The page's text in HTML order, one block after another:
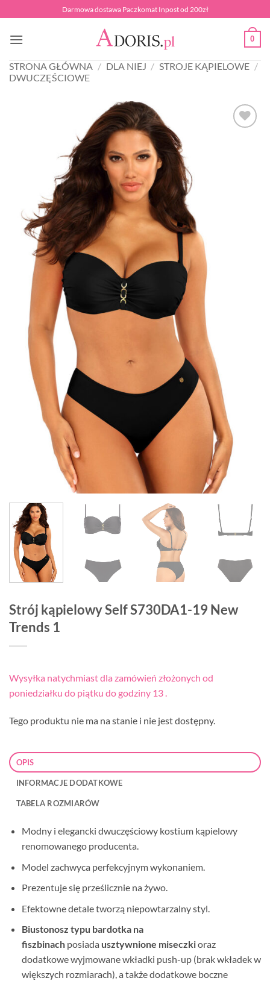
do
zawartości
Darmowa dostawa Paczkomat Inpost od 200zł
0
STRONA GŁÓWNA / DLA NIEJ / STROJE KĄPIELOWE /
DWUCZĘŚCIOWE
Strój kąpielowy Self S730DA1-19 New
Trends 1
Wysyłka natychmiast dla zamówień złożonych od
poniedziałku do piątku do godziny 13 .
Tego produktu nie ma na stanie i nie jest dostępny.
OPIS
INFORMACJE DODATKOWE
TABELA ROZMIARÓW
Modny i elegancki dwuczęściowy kostium kąpielowy
renomowanego producenta.
Model zachwyca perfekcyjnym wykonaniem.
Prezentuje się prześlicznie na żywo.
Efektowne detale tworzą niepowtarzalny styl.
Biustonosz typu bardotka na
fiszbinach posiada usztywnione miseczkioraz
dodatkowe wyjmowane wkładki push-up (brak wkładek w
większych rozmiarach), a także dodatkowe boczne